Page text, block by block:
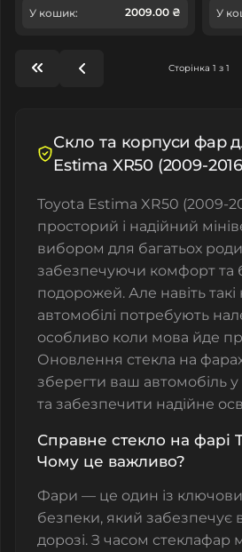
У кошик: 2009.00 ₴ У
Сторінка 1 з 1
Скло та корпуси фар
Estima XR50 (2009-
Toyota Estima XR50 (2009-
просторий і надійний
вибором для багатьох
забезпечуючи комфорт та
подорожей. Але навіть такі
автомобілі потребують
особливо коли мова йде
Оновлення стекла на
зберегти ваш автомобіль у
та забезпечити надійне
Справне стекло на фарі
Чому це важливо?
Фари — це один із
безпеки, який забезпечує
дорозі. З часом стеклафар